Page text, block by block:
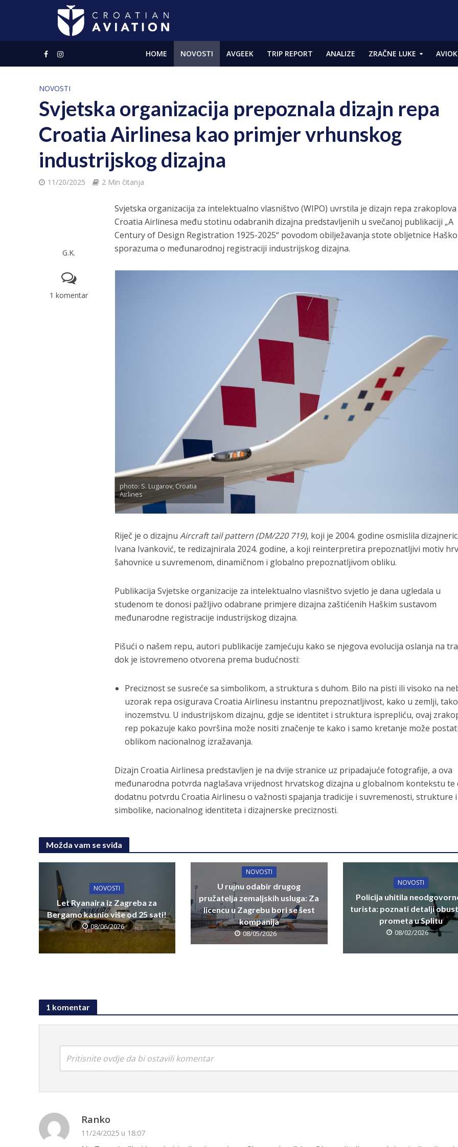
HOME NOVOSTI AVGEEK TRIP REPORT ANALIZE ZRAČNE LUKE
NOVOSTI
Svjetska organizacija prepoznala dizajn repa
Croatia Airlinesa kao primjer vrhunskog
industrijskog dizajna
11/20/2025 2 Min čitanja
G.K.
1 komentar
Svjetska organizacija za intelektualno vlasništvo (WIPO) uvrstila je dizajn repa zrakoplova
Croatia Airlinesa među stotinu odabranih dizajna predstavljenih u svečanoj publikaciji „A
Century of Design Registration 1925-2025“ povodom obilježavanja stote obljetnice
sporazuma o međunarodnoj registraciji industrijskog dizajna.
photo: S. Lugarov, Croatia
Airlines
Riječ je o dizajnuAircraft tail pattern (DM/220 719), koji je 2004. godine osmislila
Ivana Ivanković, te redizajnirala 2024. godine, a koji reinterpretira prepoznatljivi motiv
šahovnice u suvremenom, dinamičnom i globalno prepoznatljivom obliku.
Publikacija Svjetske organizacije za intelektualno vlasništvo svjetlo je dana ugledala u
studenom te donosi pažljivo odabrane primjere dizajna zaštićenih Haškim sustavom
međunarodne registracije industrijskog dizajna.
Pišući o našem repu, autori publikacije zamjećuju kako se njegova evolucija oslanja na
dok je istovremeno otvorena prema budućnosti:
Preciznost se susreće sa simbolikom, a struktura s duhom. Bilo na pisti ili visoko na
uzorak repa osigurava Croatia Airlinesu instantnu prepoznatljivost, kako u zemlji,
inozemstvu. U industrijskom dizajnu, gdje se identitet i struktura isprepliću, ovaj
rep pokazuje kako površina može nositi značenje te kako i samo kretanje može
oblikom nacionalnog izražavanja.
Dizajn Croatia Airlinesa predstavljen je na dvije stranice uz pripadajuće fotografije, a ova
međunarodna potvrda naglašava vrijednost hrvatskog dizajna u globalnom kontekstu te
dodatnu potvrdu Croatia Airlinesu o važnosti spajanja tradicije i suvremenosti, strukture i
simbolike, nacionalnog identiteta i dizajnerske preciznosti.
Možda vam se sviđa
NOVOSTI
Let Ryanaira iz Zagreba za
Bergamo kasnio više od 25 sati!
08/06/2026
NOVOSTI
U rujnu odabir drugog
pružatelja zemaljskih usluga: Za
licencu u Zagrebu bori se šest
kompanija
08/05/2026
NOVOSTI
Policija uhitila
turista: poznati detalji
prometa u Splitu
08/02/2026
1 komentar
Pritisnite ovdje da bi ostavili komentar
Ranko
11/24/2025 u 18:07